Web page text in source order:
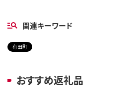
関連キーワード
有田町
おすすめ返礼品